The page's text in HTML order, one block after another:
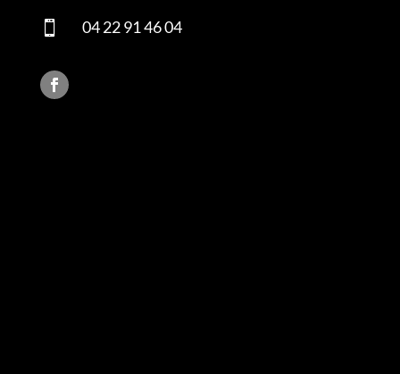
 04 22 91 46 04